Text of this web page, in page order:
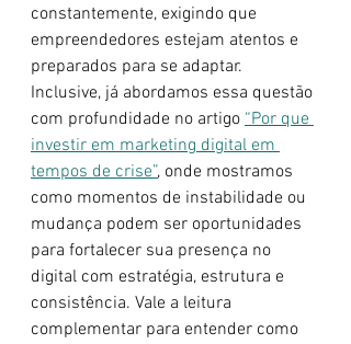
constantemente, exigindo que
empreendedores estejam atentos e
preparados para se adaptar.
Inclusive, já abordamos essa questão
com profundidade no artigo “Por que
investir em marketing digital em
tempos de crise”, onde mostramos
como momentos de instabilidade ou
mudança podem ser oportunidades
para fortalecer sua presença no
digital com estratégia, estrutura e
consistência. Vale a leitura
complementar para entender como